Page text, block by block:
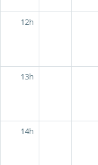
12h
13h
14h